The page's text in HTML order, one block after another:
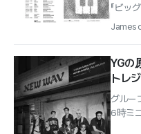
『ビッ
ワール
James
YGの
トレ
ヴ』
グルー
6時ミ